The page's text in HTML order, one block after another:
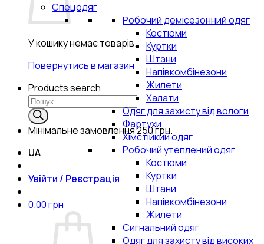
У кошику немає товарів.
Повернутись в магазин
Products search
Мінімальне замовлення250 грн.
UA
Увійти / Реєстрація
0.00грн
Спецодяг
Робочий демісезонний одяг
Костюми
Куртки
Штани
Напівкомбінезони
Жилети
Халати
Одяг для захисту від вологи
Фартухи
Хімстійкий одяг
Робочий утеплений одяг
Костюми
Куртки
Штани
Напівкомбінезони
Жилети
Сигнальний одяг
Одяг для захисту від високих